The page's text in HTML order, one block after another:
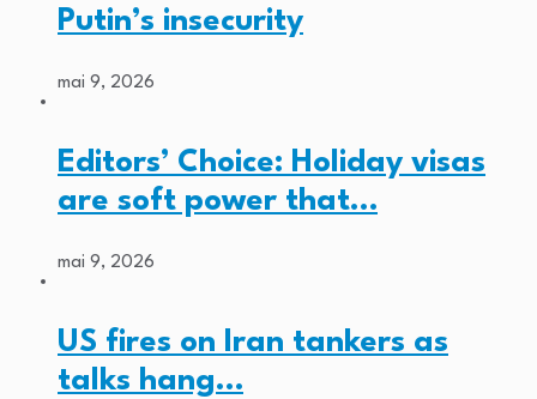
Putin’s insecurity
mai 9, 2026
Editors’ Choice: Holiday visas
are soft power that…
mai 9, 2026
US fires on Iran tankers as
talks hang…